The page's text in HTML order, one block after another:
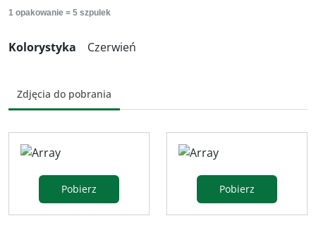
1 opakowanie = 5 szpulek
Kolorystyka Czerwień
Zdjęcia do pobrania
Pobierz Pobierz